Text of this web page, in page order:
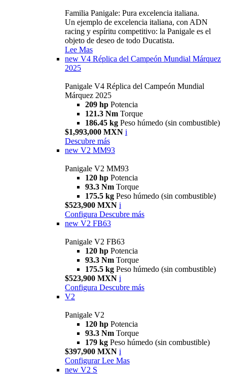
Familia Panigale: Pura excelencia italiana.
Un ejemplo de excelencia italiana, con ADN
racing y espíritu competitivo: la Panigale es el
objeto de deseo de todo Ducatista.
Lee Mas
new V4 Réplica del Campeón Mundial Márquez
2025
Panigale V4 Réplica del Campeón Mundial
Márquez 2025
209 hp Potencia
121.3 Nm Torque
186.45 kg Peso húmedo (sin combustible)
$1,993,000 MXN i
Descubre más
new V2 MM93
Panigale V2 MM93
120 hp Potencia
93.3 Nm Torque
175.5 kg Peso húmedo (sin combustible)
$523,900 MXN i
Configura Descubre más
new V2 FB63
Panigale V2 FB63
120 hp Potencia
93.3 Nm Torque
175.5 kg Peso húmedo (sin combustible)
$523,900 MXN i
Configura Descubre más
V2
Panigale V2
120 hp Potencia
93.3 Nm Torque
179 kg Peso húmedo (sin combustible)
$397,900 MXN i
Configurar Lee Mas
new V2 S